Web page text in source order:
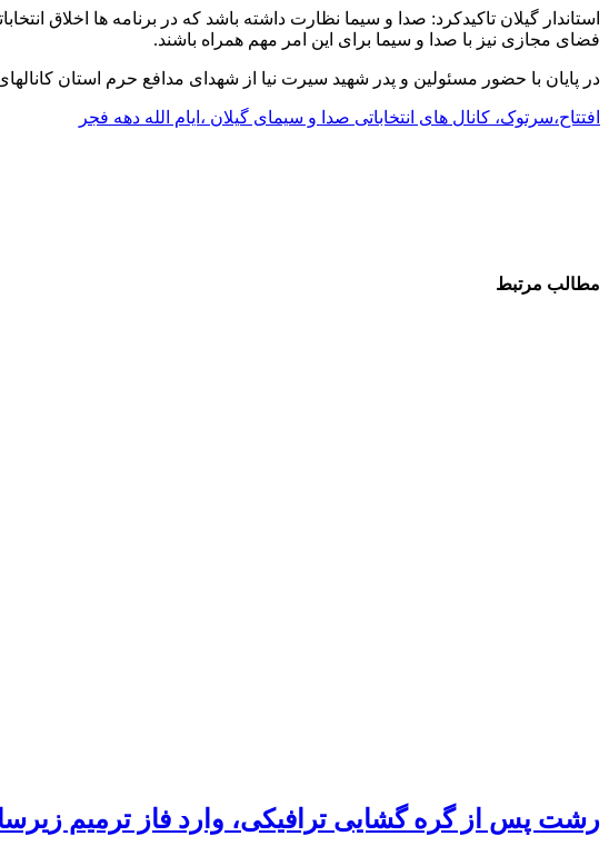
استاندار گیلان تاکیدکرد: صدا و سیما نظارت داشته باشد که در برنامه ها اخلاق
فضای مجازی نیز با صدا و سیما برای این امر مهم همراه باشند.
در پایان با حضور مسئولین و پدر شهید سیرت نیا از شهدای مدافع حرم استان کانالهای
افتتاح،سرتوک، کانال های انتخاباتی صدا و سیمای گیلان ،ایام الله دهه فجر
مطالب مرتبط
رشت پس از گره گشایی ترافیکی، وارد فاز ترمیم